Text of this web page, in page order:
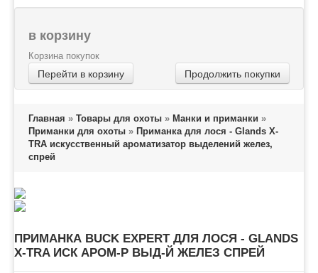
в корзину
Корзина покупок
Перейти в корзину Продолжить покупки
Главная » Товары для охоты » Манки и приманки »
Приманки для охоты » Приманка для лося - Glands X-
TRA искусственный ароматизатор выделений желез,
спрей
ПРИМАНКА BUCK EXPERT ДЛЯ ЛОСЯ - GLANDS
X-TRA ИСК АРОМ-Р ВЫД-Й ЖЕЛЕЗ СПРЕЙ